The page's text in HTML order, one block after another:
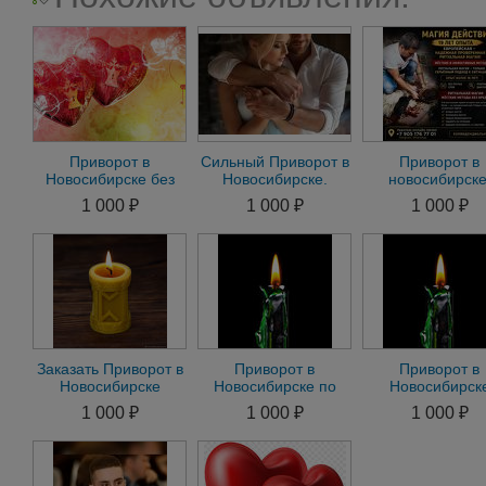
Приворот в
Новосибирске без
Греха и
Последствий.
Приворот Мужа/
Жены
1 000 ₽
Сильный Приворот в
Новосибирске.
Помощь Мага в
Новосибирске
1 000 ₽
Приворот в
привязка,
магия,
помощь
1 000 ₽
Заказать Приворот в
Новосибирске
онлайн магия
гадание
1 000 ₽
Приворот в
Новосибирске по
Фото на Мужчину.
Приворот на
Женщину
1 000 ₽
Приворот в
Отворот
Снять Порчу
1 000 ₽